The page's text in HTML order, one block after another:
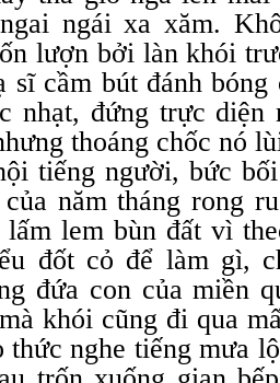
ngái xa xăm.
lượn bởi làn khói
sĩ cầm bút đánh
nhạt, đứng trực diện
thoáng chốc nó
tiếng người, bức
năm tháng rong
lấm lem bùn đất vì
đốt cỏ để làm gì,
đứa con của miền
khói cũng đi qua
thức nghe tiếng mưa